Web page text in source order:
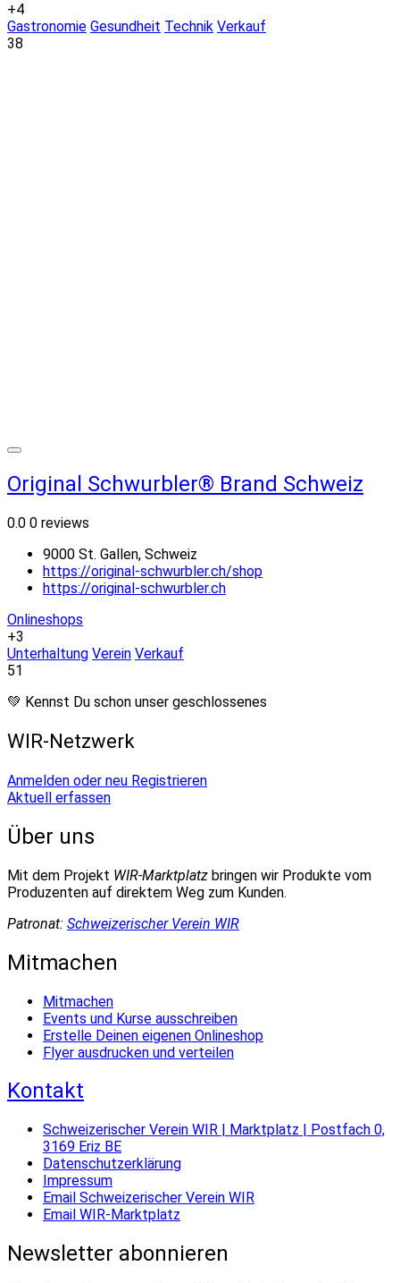
+4
Gastronomie Gesundheit Technik Verkauf
38
Original Schwurbler® Brand Schweiz
0.0 0 reviews
9000 St. Gallen, Schweiz
https://original-schwurbler.ch/shop
https://original-schwurbler.ch
Onlineshops
+3
Unterhaltung Verein Verkauf
51
💚 Kennst Du schon unser geschlossenes
WIR-Netzwerk
Anmelden oder neu Registrieren
Aktuell erfassen
Über uns
Mit dem Projekt WIR-Marktplatz bringen wir Produkte vom
Produzenten auf direktem Weg zum Kunden.
Patronat: Schweizerischer Verein WIR
Mitmachen
Mitmachen
Events und Kurse ausschreiben
Erstelle Deinen eigenen Onlineshop
Flyer ausdrucken und verteilen
Kontakt
Schweizerischer Verein WIR | Marktplatz | Postfach 0,
3169 Eriz BE
Datenschutzerklärung
Impressum
Email Schweizerischer Verein WIR
Email WIR-Marktplatz
Newsletter abonnieren